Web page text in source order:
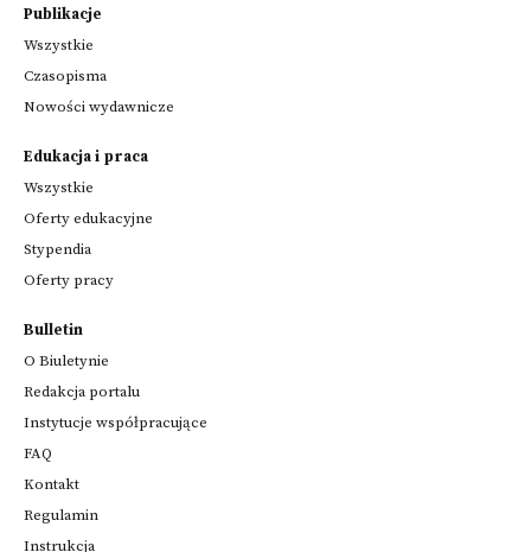
Publikacje
Wszystkie
Czasopisma
Nowości wydawnicze
Edukacja i praca
Wszystkie
Oferty edukacyjne
Stypendia
Oferty pracy
Bulletin
O Biuletynie
Redakcja portalu
Instytucje współpracujące
FAQ
Kontakt
Regulamin
Instrukcja